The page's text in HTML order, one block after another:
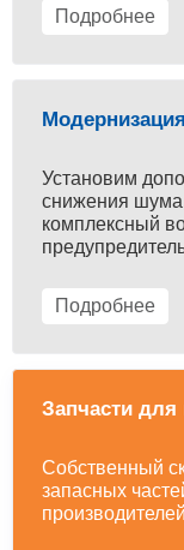
Подробнее
Установим
снижения
комплексный
Подробнее
Запчасти для
Собственный
запасных